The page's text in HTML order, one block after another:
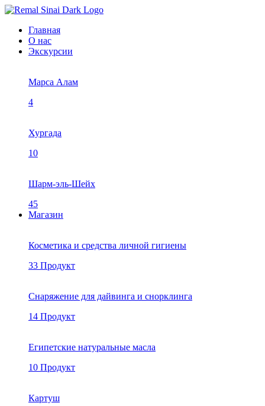
Главная
О нас
Экскурсии
Марса Алам
4
Хургада
10
Шарм-эль-Шейх
45
Магазин
Косметика и средства личной гигиены
33 Продукт
Снаряжение для дайвинга и снорклинга
14 Продукт
Египетские натуральные масла
10 Продукт
Картуш